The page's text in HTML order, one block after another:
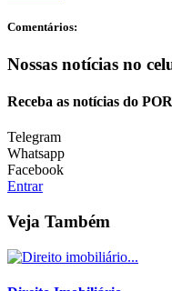
Comentários:
Nossas notícias no
Receba as notícias do
Telegram
Whatsapp
Facebook
Entrar
Veja Também